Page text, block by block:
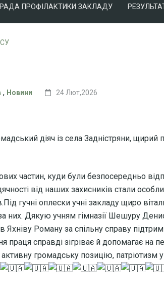
РАДА ПРОФІЛАКТИКИ ЗАКЛАДУ
, Новини 24 Лют,2026
діяч із села Задністряни, щирий
частин, куди були безпосередньо
від наших захисників стали
гучні оплески учні закладу щиро
них. Дякую учням гімназії Шешуру
Яхніву Роману за спільну справу
праця справді зігріває й допомагає на
громадську позицію, патріотизм у